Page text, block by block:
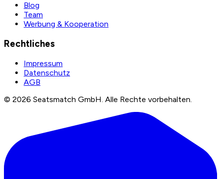
Blog
Team
Werbung & Kooperation
Rechtliches
Impressum
Datenschutz
AGB
© 2026 Seatsmatch GmbH. Alle Rechte vorbehalten.